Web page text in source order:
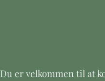
Du er velkommen til at